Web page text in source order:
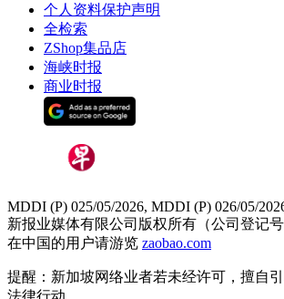
个人资料保护声明
全检索
ZShop集品店
海峡时报
商业时报
MDDI (P) 025/05/2026, MDDI (P) 026/05/
新报业媒体有限公司版权所有（公司登记号
在中国的用户请游览 zaobao.com
提醒：新加坡网络业者若未经许可，擅自